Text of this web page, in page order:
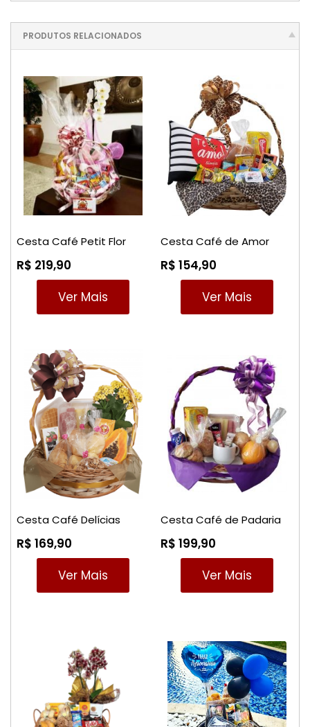
PRODUTOS RELACIONADOS
Cesta Café Petit Flor
R$ 219,90
Ver Mais
Cesta Café de Amor
R$ 154,90
Ver Mais
Cesta Café Delícias
R$ 169,90
Ver Mais
Cesta Café de Padaria
R$ 199,90
Ver Mais